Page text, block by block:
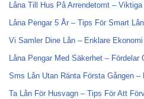
Låna Till Hus På Arrendetomt –
Låna Pengar 5 År – Tips För Smart
Vi Samler Dine Lån – Enklare
Låna Pengar Med Säkerhet – Fördelar
Sms Lån Utan Ränta Första Gången
Ta Lån För Husvagn – Tips För Att